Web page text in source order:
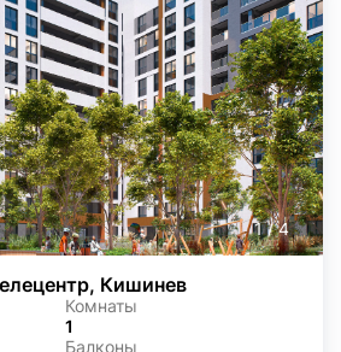
1/4
Кишинев
Комнаты
1
Балконы